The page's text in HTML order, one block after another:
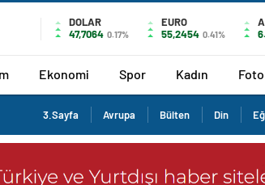
DOLAR
47,7064 0.17%
EURO
55,2454 0.41%
Ekonomi Spor Kadın
3.Sayfa Avrupa Bülten Din